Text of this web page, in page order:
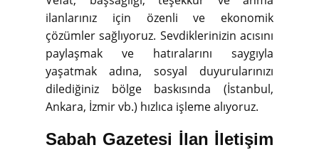
ilanlarınız için özenli ve ekonomik
çözümler sağlıyoruz. Sevdiklerinizin acısını
paylaşmak ve hatıralarını saygıyla
yaşatmak adına, sosyal duyurularınızı
dilediğiniz bölge baskısında (İstanbul,
Ankara, İzmir vb.) hızlıca işleme alıyoruz.
Sabah Gazetesi İlan İletişim